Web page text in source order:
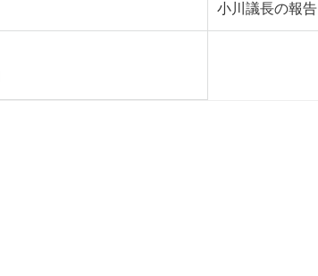
小川議長の報告